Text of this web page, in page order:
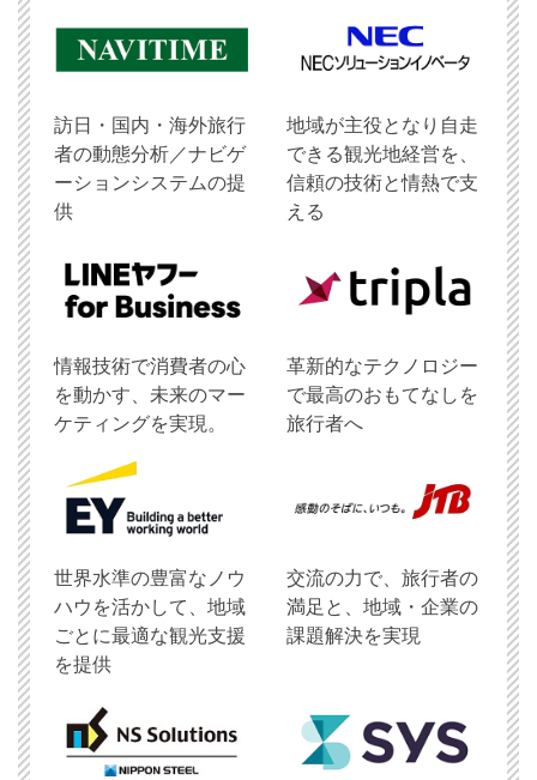
訪日・国内・海外旅行
者の動態分析／ナビゲ
ーションシステムの提
供
地域が主役となり自走
できる観光地経営を、
信頼の技術と情熱で支
える
情報技術で消費者の心
を動かす、未来のマー
ケティングを実現。
革新的なテクノロジー
で最高のおもてなしを
旅行者へ
世界水準の豊富なノウ
ハウを活かして、地域
ごとに最適な観光支援
を提供
交流の力で、旅行者の
満足と、地域・企業の
課題解決を実現